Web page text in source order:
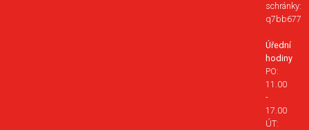
schránky:
q7bb677
Úřední
hodiny
PO:
11.00
-
17.00
ÚT: